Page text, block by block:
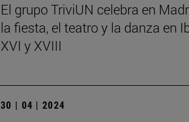
El grupo TriviUN celebra en
la fiesta, el teatro y la danza en
XVI y XVIII
30 | 04 | 2024